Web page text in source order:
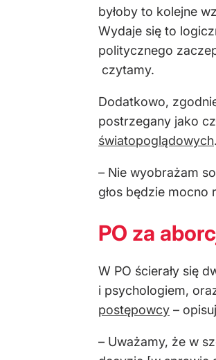
byłoby to kolejne
Wydaje się to
politycznego
czytamy.
Dodatkowo,
postrzegany jako
światopoglądowych.
– Nie wyobrażam
głos będzie mocno
PO za
W PO ścierały się
i psychologiem,
postępowcy –
– Uważamy, że w